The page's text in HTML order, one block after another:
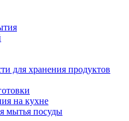
для хранения продуктов
на кухне
мытья посуды